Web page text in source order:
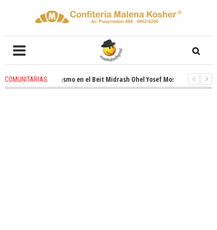
COMUNITARIAS
entusiasmo en el Beit Midrash Ohel Yosef Moshe 1 months ago